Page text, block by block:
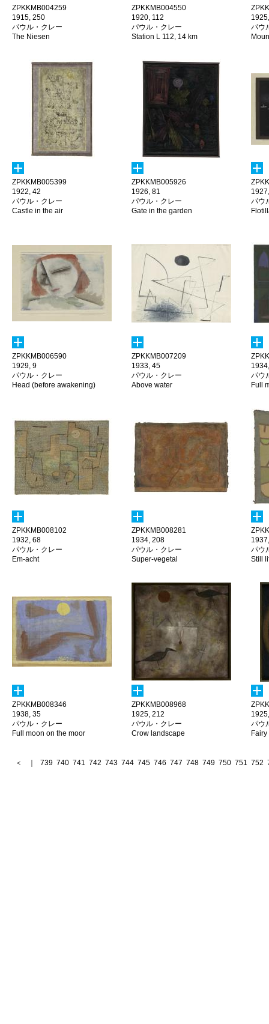
ZPKKMB004259
1915, 250
パウル・クレー
The Niesen
ZPKKMB004550
1920, 112
パウル・クレー
Station L 112, 14 km
パウ
ZPKKMB005399
1922, 42
パウル・クレー
Castle in the air
ZPKKMB005926
1926, 81
パウル・クレー
Gate in the garden
パウ
ZPKKMB006590
1929, 9
パウル・クレー
Head (before awakening)
ZPKKMB007209
1933, 45
パウル・クレー
Above water
パウ
Full
ZPKKMB008102
1932, 68
パウル・クレー
Em-acht
ZPKKMB008281
1934, 208
パウル・クレー
Super-vegetal
パウ
Still
ZPKKMB008346
1938, 35
パウル・クレー
Full moon on the moor
ZPKKMB008968
1925, 212
パウル・クレー
Crow landscape
パウ
＜ 739 740 741 742 743 744 745 746 747 748 749 750 751 752